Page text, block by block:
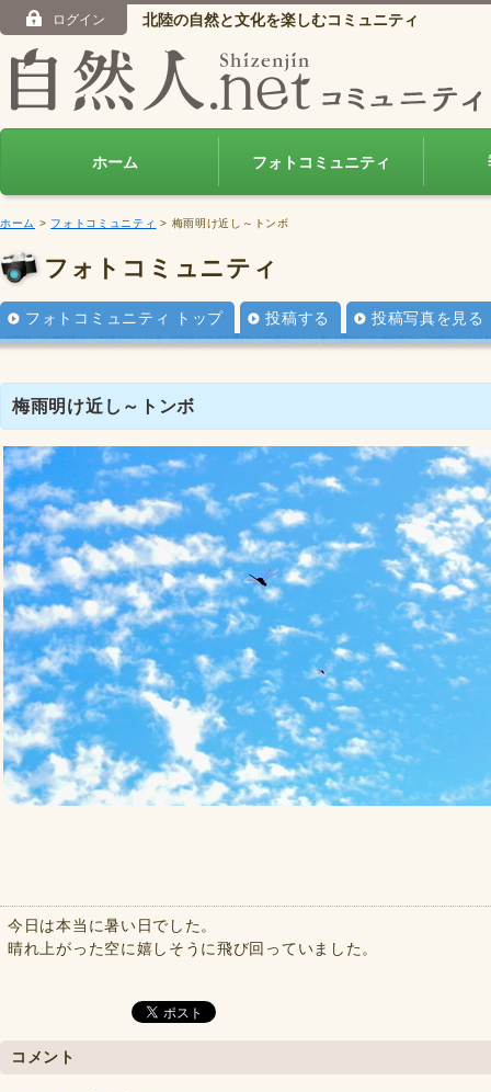
ログイン 北陸の自然と文化を楽しむコミュニティ
ホーム フォトコミュニティ
ホーム > フォトコミュニティ > 梅雨明け近し～トンボ
フォトコミュニティ
フォトコミュニティ トップ 投稿する 投稿写真を見る
梅雨明け近し～トンボ
今日は本当に暑い日でした。
晴れ上がった空に嬉しそうに飛び回っていました。
コメント